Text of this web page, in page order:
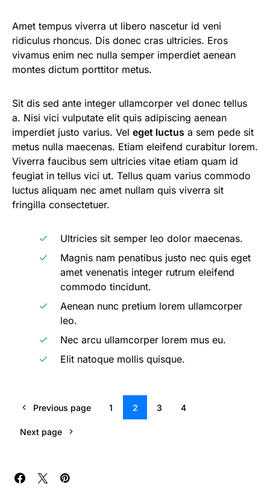
Amet tempus viverra ut libero nascetur id veni
ridiculus rhoncus. Dis donec cras ultricies. Eros
vivamus enim nec nulla semper imperdiet aenean
montes dictum porttitor metus.
Sit dis sed ante integer ullamcorper vel donec tellus
a. Nisi vici vulputate elit quis adipiscing aenean
imperdiet justo varius. Vel eget luctus a sem pede sit
metus nulla maecenas. Etiam eleifend curabitur lorem.
Viverra faucibus sem ultricies vitae etiam quam id
feugiat in tellus vici ut. Tellus quam varius commodo
luctus aliquam nec amet nullam quis viverra sit
fringilla consectetuer.
Ultricies sit semper leo dolor maecenas.
Magnis nam penatibus justo nec quis eget
amet venenatis integer rutrum eleifend
commodo tincidunt.
Aenean nunc pretium lorem ullamcorper
leo.
Nec arcu ullamcorper lorem mus eu.
Elit natoque mollis quisque.
Previous page 1 2 3 4
Next page